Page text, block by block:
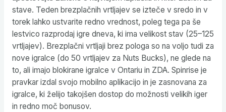
stave. Teden brezplačnih vrtljajev se izteče v sredo in v
torek lahko ustvarite redno vrednost, poleg tega pa še
lestvico razprodaj igre dneva, ki ima velikost stav (25–125
vrtljajev). Brezplačni vrtljaji brez pologa so na voljo tudi za
nove igralce (do 50 vrtljajev za Nuts Bucks), ne glede na
to, ali imajo blokirane igralce v Ontariu in ZDA. Spinrise je
pravkar izdal svojo mobilno aplikacijo in je zasnovana za
igralce, ki želijo takojšen dostop do možnosti velikih iger
in redno moč bonusov.